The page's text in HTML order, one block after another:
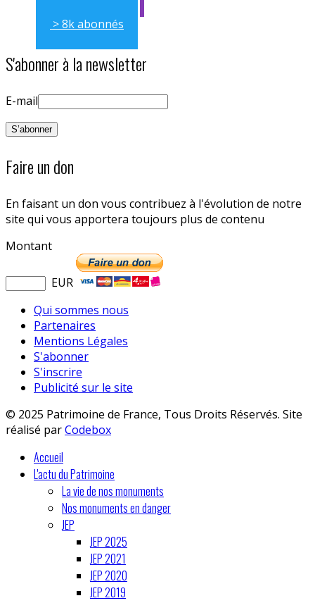
> 8k abonnés
S'abonner à la newsletter
E-mail
Faire un don
En faisant un don vous contribuez à l'évolution de notre
site qui vous apportera toujours plus de contenu
Montant
EUR
Qui sommes nous
Partenaires
Mentions Légales
S'abonner
S'inscrire
Publicité sur le site
© 2025 Patrimoine de France, Tous Droits Réservés. Site
réalisé parCodebox
Accueil
L'actu du Patrimoine
La vie de nos monuments
Nos monuments en danger
JEP
JEP 2025
JEP 2021
JEP 2020
JEP 2019